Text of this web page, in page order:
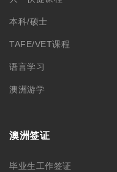
本科/硕士
TAFE/VET课程
语言学习
澳洲游学
澳洲签证
毕业生工作签证